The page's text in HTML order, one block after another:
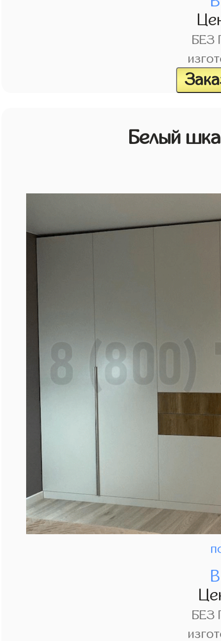
БЕЗ
Белый
БЕЗ